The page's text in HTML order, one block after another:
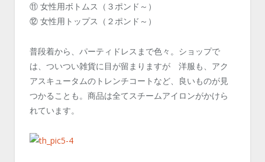
⑪ 女性用ボトムス（３ポンド～）
⑫ 女性用トップス（２ポンド～）
普段着から、パーティドレスまで色々。ショップで
は、ついつい雑貨に目が留まりますが 洋服も、アク
アスキュータムのトレンチコートなど、良いものが見
つかることも。商品は全てスチームアイロンがかけら
れています。